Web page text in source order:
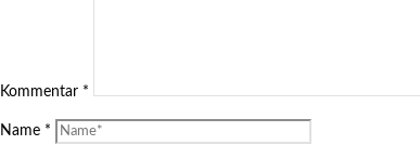
Kommentar *
Name *